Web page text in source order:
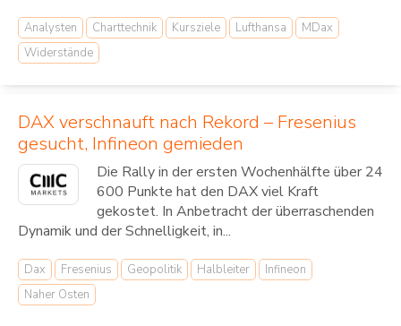
Analysten Charttechnik Kursziele Lufthansa
MDax
Widerstände
DAX verschnauft nach Rekord – Fresenius
gesucht, Infineon gemieden
Die Rally in der ersten Wochenhälfte über 24
600 Punkte hat den DAX viel Kraft
gekostet. In Anbetracht der überraschenden
Dynamik und der Schnelligkeit, in...
Dax Fresenius Geopolitik Halbleiter
Infineon
Naher Osten